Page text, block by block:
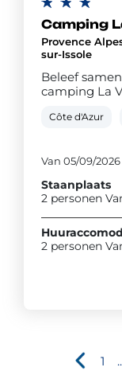
Camping
Provence
sur-Issole
Beleef
camping La
Côte d'Azur
Van 05/09/
Staanplaats
2 personen
2 personen
1